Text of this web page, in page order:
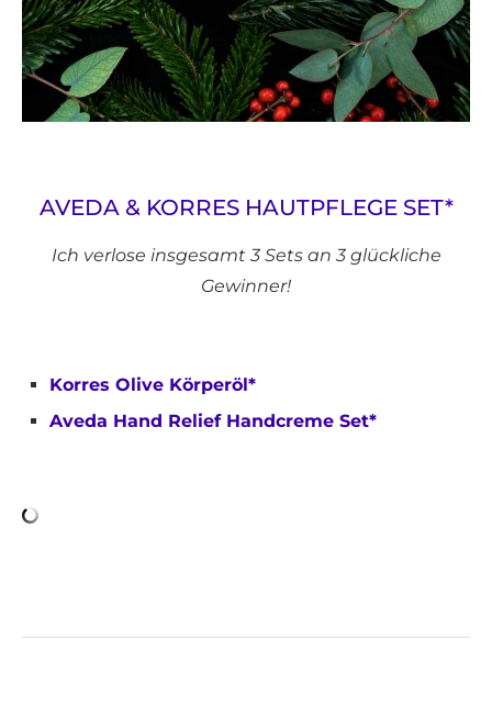
AVEDA & KORRES HAUTPFLEGE SET*
Ich verlose insgesamt 3 Sets an 3 glückliche
Gewinner!
Korres Olive Körperöl*
Aveda Hand Relief Handcreme Set*